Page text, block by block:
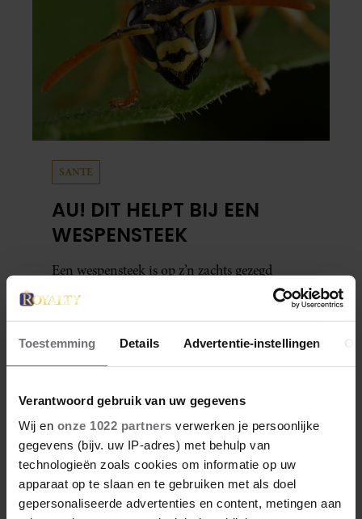
Toestemming Details Advertentie-instellingen
Verantwoord gebruik van uw gegevens
Wij en onze 1022 partners verwerken je persoonlijke
gegevens (bijv. uw IP-adres) met behulp van
technologieën zoals cookies om informatie op uw
apparaat op te slaan en te gebruiken met als doel
gepersonaliseerde advertenties en content, metingen aan
SANTE
AU! DIT HELPT BIJ EEN
WESPENSTEEK
Een wespensteek is op z’n zachts gezegd
vervelend. Hier vind je vier oplossingen om
Denise Delgado
Denise is een creatieve freelance journalist sinds